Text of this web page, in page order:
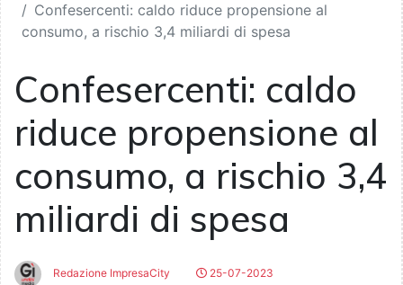
Confesercenti: caldo riduce propensione al
consumo, a rischio 3,4 miliardi di spesa
Confesercenti: caldo
riduce propensione al
consumo, a rischio 3,4
miliardi di spesa
Redazione ImpresaCity
25-07-2023